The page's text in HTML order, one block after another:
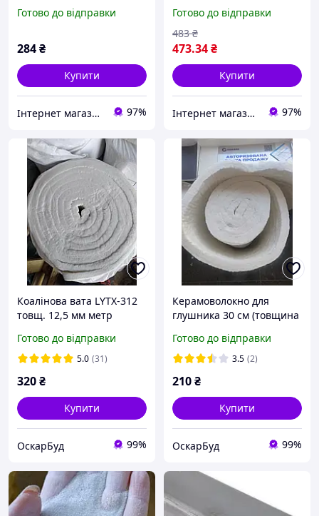
Sonet F 20 мм (1м2)
Готово до відправки
284₴
Купити
Інтернет магазин "Триколор" 97%
Готово до відправки
473.34₴
483 ₴
Купити
Інтернет магазин "Триколор" 97%
Коалінова вата LYTX-312
товщ. 12,5 мм метр
вогнетривка ковдра,
вогнетривка вата
Готово до відправки
5.0 (31)
320₴
Купити
ОскарБуд 99%
Керамоволокно для
глушника 30 см (товщина
вогнетривкий мат LYTX-
312 (1260°С)
Готово до відправки
3.5 (2)
210₴
Купити
ОскарБуд 99%